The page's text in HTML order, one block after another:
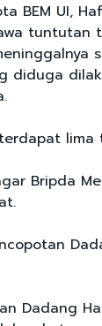
BEM UI,
tuntutan
diduga
Bripda
Dadang